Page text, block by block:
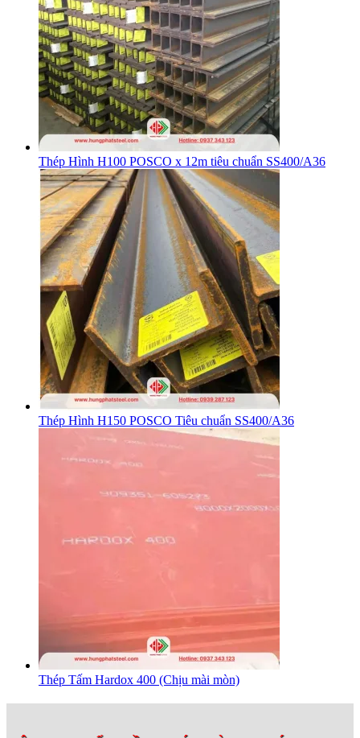
Thép Hình H100 POSCO x 12m tiêu chuẩn SS400/A36
Thép Hình H150 POSCO Tiêu chuẩn SS400/A36
Thép Tấm Hardox 400 (Chịu mài mòn)